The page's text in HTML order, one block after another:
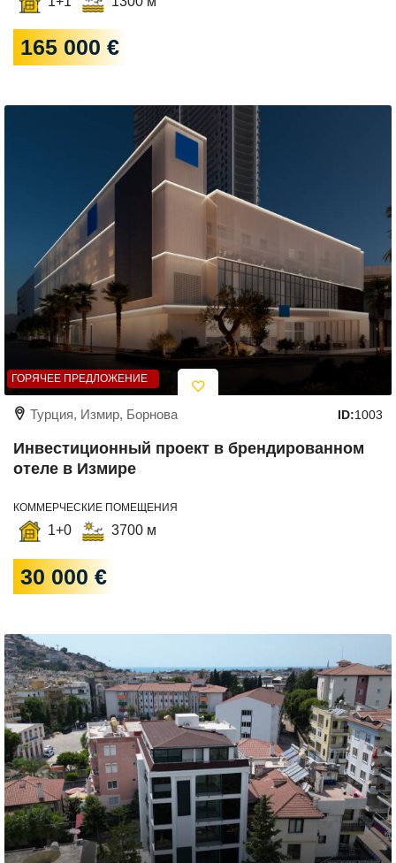
165 000 €
ГОРЯЧЕЕ ПРЕДЛОЖЕНИЕ
Турция, Измир, Борнова ID:1003
Инвестиционный проект в брендированном
отеле в Измире
КОММЕРЧЕСКИЕ ПОМЕЩЕНИЯ
1+0 3700 м
30 000 €